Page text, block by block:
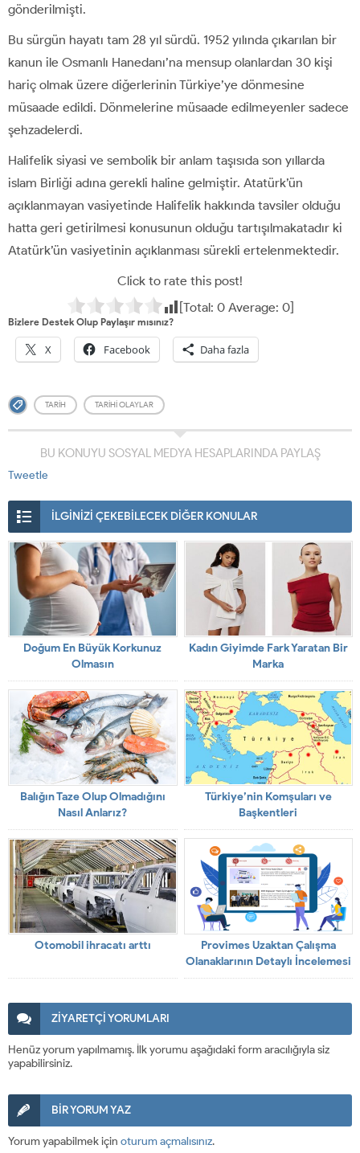
gönderilmişti.
Bu sürgün hayatı tam 28 yıl sürdü. 1952 yılında çıkarılan bir
kanun ile Osmanlı Hanedanı’na mensup olanlardan 30 kişi
hariç olmak üzere diğerlerinin Türkiye’ye dönmesine
müsaade edildi. Dönmelerine müsaade edilmeyenler sadece
şehzadelerdi.
Halifelik siyasi ve sembolik bir anlam taşısıda son yıllarda
islam Birliği adına gerekli haline gelmiştir. Atatürk’ün
açıklanmayan vasiyetinde Halifelik hakkında tavsiler olduğu
hatta geri getirilmesi konusunun olduğu tartışılmakatadır ki
Atatürk’ün vasiyetinin açıklanması sürekli ertelenmektedir.
Click to rate this post!
[Total: 0Average: 0]
Bizlere Destek Olup Paylaşır mısınız?
X Facebook Daha fazla
TARIH TARIHI OLAYLAR
BU KONUYU SOSYAL MEDYA HESAPLARINDA PAYLAŞ
Tweetle
İLGİNİZİ ÇEKEBİLECEK DİĞER KONULAR
Doğum En Büyük Korkunuz
Olmasın
Kadın Giyimde Fark Yaratan Bir
Marka
Balığın Taze Olup Olmadığını
Nasıl Anlarız?
Türkiye’nin Komşuları ve
Başkentleri
Otomobil ihracatı arttı
Provimes Uzaktan Çalışma
Olanaklarının Detaylı İncelemesi
ZİYARETÇİ YORUMLARI
Henüz yorum yapılmamış. İlk yorumu aşağıdaki form aracılığıyla siz
yapabilirsiniz.
BİR YORUM YAZ
Yorum yapabilmek için oturum açmalısınız.